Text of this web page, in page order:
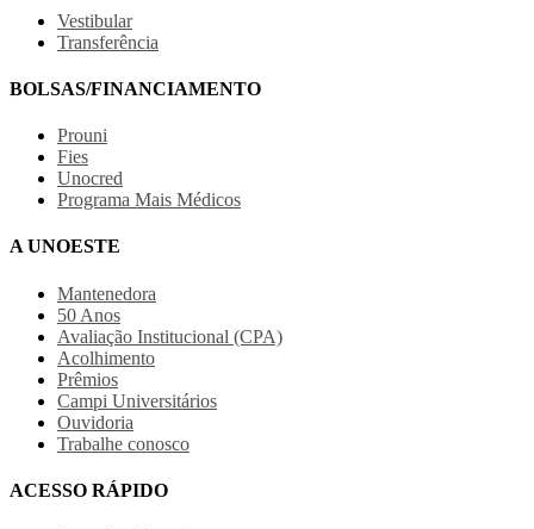
Vestibular
Transferência
BOLSAS/FINANCIAMENTO
Prouni
Fies
Unocred
Programa Mais Médicos
A UNOESTE
Mantenedora
50 Anos
Avaliação Institucional (CPA)
Acolhimento
Prêmios
Campi Universitários
Ouvidoria
Trabalhe conosco
ACESSO RÁPIDO